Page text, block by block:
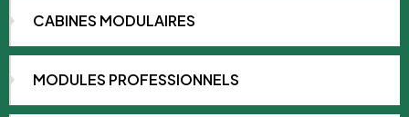
CABINES MODULAIRES
MODULES PROFESSIONNELS